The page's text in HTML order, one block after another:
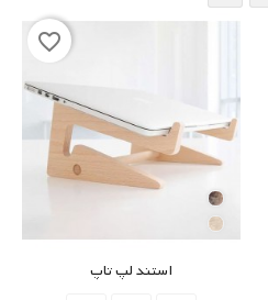
استند لپ تاپ
favorite_border